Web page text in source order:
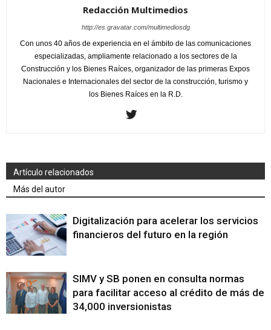
Redacción Multimedios
http://es.gravatar.com/multimediosdg
Con unos 40 años de experiencia en el ámbito de las comunicaciones
especializadas, ampliamente relacionado a los sectores de la
Construcción y los Bienes Raíces, organizador de las primeras Expos
Nacionales e Internacionales del sector de la construcción, turismo y
los Bienes Raíces en la R.D.
Artículo relacionados
Más del autor
Digitalización para acelerar los servicios
financieros del futuro en la región
SIMV y SB ponen en consulta normas
para facilitar acceso al crédito de más de
34,000 inversionistas